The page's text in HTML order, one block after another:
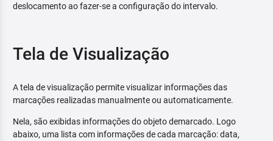
deslocamento ao fazer-se a configuração do intervalo.
Tela de Visualização
A tela de visualização permite visualizar informações das
marcações realizadas manualmente ou automaticamente.
Nela, são exibidas informações do objeto demarcado. Logo
abaixo, uma lista com informações de cada marcação: data,